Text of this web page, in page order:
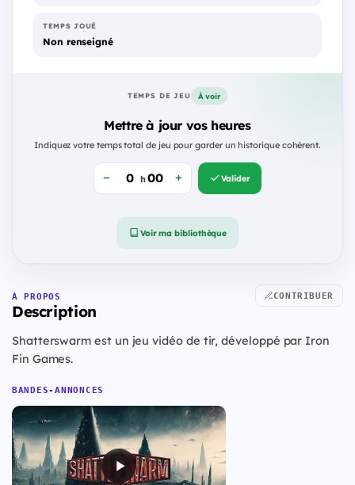
TEMPS JOUÉ
Non renseigné
TEMPS DE JEU À voir
Mettre à jour vos heures
Indiquez votre temps total de jeu pour garder un historique cohérent.
h Valider
Voir ma bibliothèque
À PROPOS
Description
CONTRIBUER
Shatterswarm est un jeu vidéo de tir, développé par Iron
Fin Games.
BANDES-ANNONCES